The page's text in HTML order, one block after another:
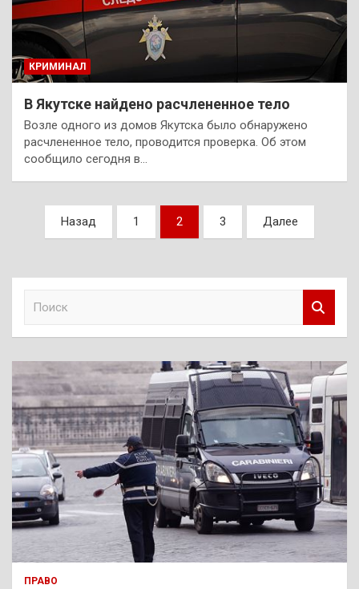
КРИМИНАЛ
В Якутске найдено расчлененное тело
Возле одного из домов Якутска было обнаружено
расчлененное тело, проводится проверка. Об этом
сообщило сегодня в…
Пагинация
записей
Назад 1 2 3 Далее
к
ПРАВО